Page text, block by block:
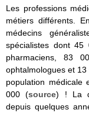
Les professions
métiers différents.
médecins
spécialistes dont
pharmaciens, 83
ophtalmologues et
population
000 (source) ! La
depuis quelques